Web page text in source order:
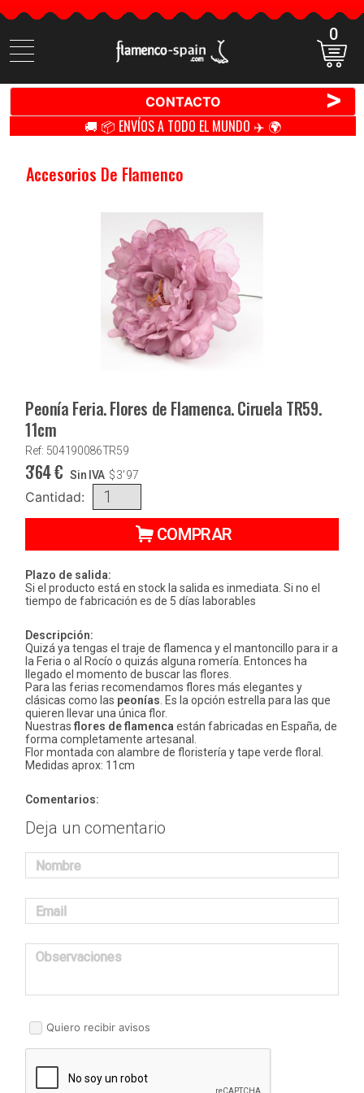
Buscar
productos
0
CONTACTO >
🚚 📦 ENVÍOS A TODO EL MUNDO ✈️ 🌍
Accesorios De Flamenco
Peonía Feria. Flores de Flamenca. Ciruela TR59.
11cm
Ref: 504190086TR59
3'64€ Sin IVA $3'97
Cantidad:
COMPRAR
Plazo de salida:
Si el producto está en stock la salida es inmediata. Si no el
tiempo de fabricación es de 5 días laborables
Descripción:
Quizá ya tengas el traje de flamenca y el mantoncillo para ir a
la Feria o al Rocío o quizás alguna romería. Entonces ha
llegado el momento de buscar las flores.
Para las ferias recomendamos flores más elegantes y
clásicas como las peonías . Es la opción estrella para las que
quieren llevar una única flor.
Nuestras flores de flamenca están fabricadas en España, de
forma completamente artesanal.
Flor montada con alambre de floristería y tape verde floral.
Medidas aprox: 11cm
Comentarios:
Deja un comentario
Nombre
Email
Observaciones
Quiero recibir avisos